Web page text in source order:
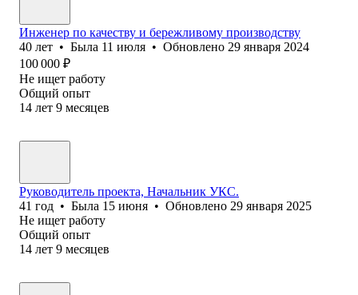
Инженер по качеству и бережливому производству
40 лет • Была 11 июля • Обновлено 29 января 2024
100 000 ₽
Не ищет работу
Общий опыт
14 лет 9 месяцев
Руководитель проекта, Начальник УКС.
41 год • Была 15 июня • Обновлено 29 января 2025
Не ищет работу
Общий опыт
14 лет 9 месяцев